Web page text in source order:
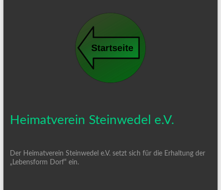
Heimatverein Steinwedel e.V.
Der Heimatverein Steinwedel e.V. setzt sich für die Erhaltung der
„Lebensform Dorf“ ein.